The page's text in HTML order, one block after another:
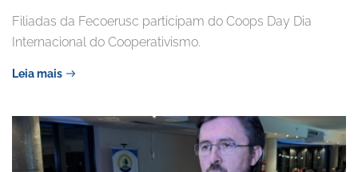
Filiadas da Fecoerusc participam do Coops Day Dia
Internacional do Cooperativismo.
Leia mais